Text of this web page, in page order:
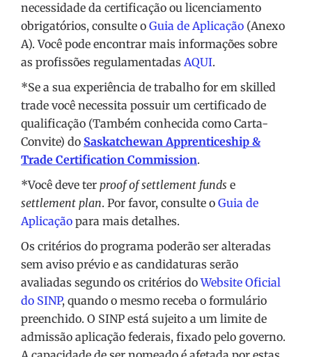
necessidade da certificação ou licenciamento
obrigatórios, consulte o Guia de Aplicação (Anexo
A). Você pode encontrar mais informações sobre
as profissões regulamentadas AQUI.
*Se a sua experiência de trabalho for em skilled
trade você necessita possuir um certificado de
qualificação (Também conhecida como Carta-
Convite) do Saskatchewan Apprenticeship &
Trade Certification Commission.
*Você deve ter proof of settlement funds e
settlement plan. Por favor, consulte o Guia de
Aplicação para mais detalhes.
Os critérios do programa poderão ser alteradas
sem aviso prévio e as candidaturas serão
avaliadas segundo os critérios doWebsite Oficial
do SINP, quando o mesmo receba o formulário
preenchido. O SINP está sujeito a um limite de
admissão aplicação federais, fixado pelo governo.